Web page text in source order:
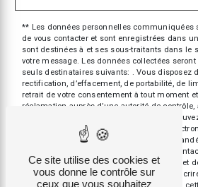
** Les données personnelles communiquées
de vous contacter et sont enregistrées dans
sont destinées à et ses sous-traitants dans le
votre message. Les données collectées
seuls destinataires suivants: . Vous disposez
rectification, d’effacement, de portabilité, de
retrait de votre consentement à tout moment
réclamation auprès d’une autorité de
sort de vos données post-mortem. Vous
voie postale à l'adresse ou par courrier
justificatif d'identité pourra vous être
données pendant la période de prise de
de prescription légale aux fins probatoires et
contentieux. Vous avez le droit de vous
Ce site utilise des cookies et
vous donne le contrôle sur
ceux que vous souhaitez